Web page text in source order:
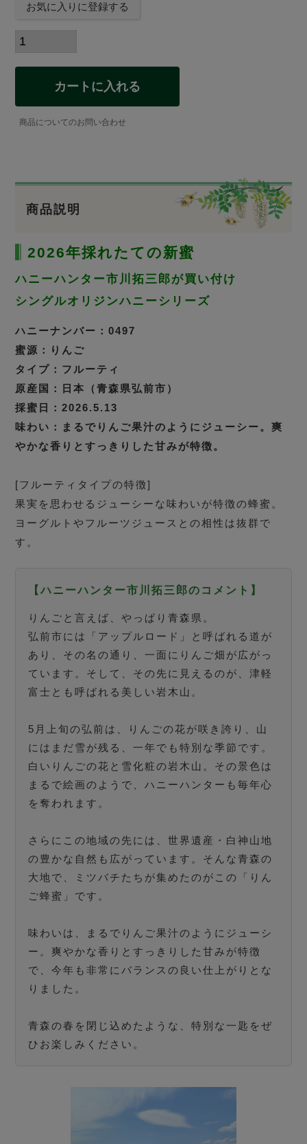
お気に入りに登録する
カートに入れる
商品についてのお問い合わせ
商品説明
2026年採れたての新蜜
ハニーハンター市川拓三郎が買い付け
シングルオリジンハニーシリーズ
ハニーナンバー：0497
蜜源：りんご
タイプ：フルーティ
原産国：日本（青森県弘前市）
採蜜日：2026.5.13
味わい：まるでりんご果汁のようにジューシー。爽
やかな香りとすっきりした甘みが特徴。
[フルーティタイプの特徴]
果実を思わせるジューシーな味わいが特徴の蜂蜜。
ヨーグルトやフルーツジュースとの相性は抜群で
す。
【ハニーハンター市川拓三郎のコメント】
りんごと言えば、やっぱり青森県。
弘前市には「アップルロード」と呼ばれる道が
あり、その名の通り、一面にりんご畑が広がっ
ています。そして、その先に見えるのが、津軽
富士とも呼ばれる美しい岩木山。
5月上旬の弘前は、りんごの花が咲き誇り、山
にはまだ雪が残る、一年でも特別な季節です。
白いりんごの花と雪化粧の岩木山。その景色は
まるで絵画のようで、ハニーハンターも毎年心
を奪われます。
さらにこの地域の先には、世界遺産・白神山地
の豊かな自然も広がっています。そんな青森の
大地で、ミツバチたちが集めたのがこの「りん
ご蜂蜜」です。
味わいは、まるでりんご果汁のようにジューシ
ー。爽やかな香りとすっきりした甘みが特徴
で、今年も非常にバランスの良い仕上がりとな
りました。
青森の春を閉じ込めたような、特別な一匙をぜ
ひお楽しみください。